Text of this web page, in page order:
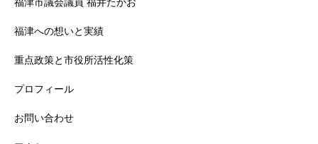
福津への想いと実績
重点政策と市役所活性化策
プロフィール
お問い合わせ